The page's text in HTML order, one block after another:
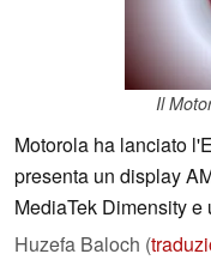
Il
Motorola ha lanciato
presenta un display
MediaTek Dimensity
Huzefa Baloch (